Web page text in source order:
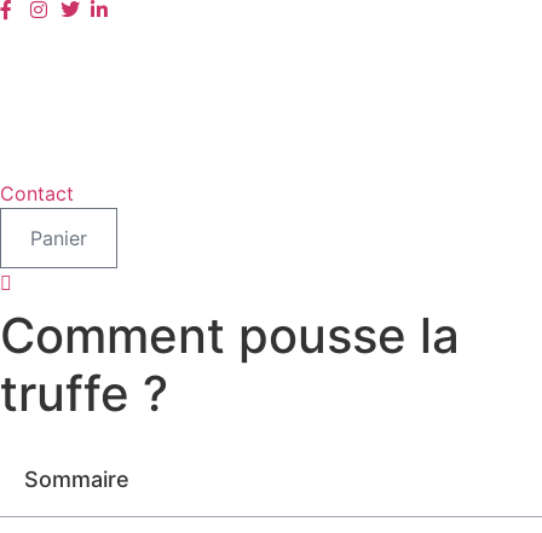
Aller
Contact
Panier
Comment pousse la
truffe ?
Sommaire